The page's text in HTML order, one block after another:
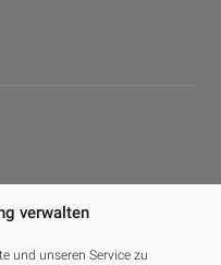
verwalten
und unseren Service zu